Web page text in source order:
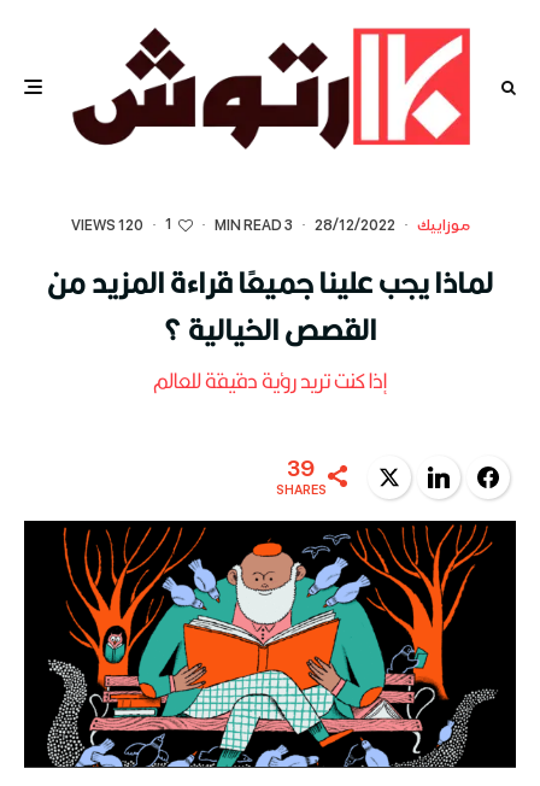
موزاييك ·
28/12/2022
·
3 MIN READ
·
1
·
120 VIEWS
لماذا يجب علينا جميعًا قراءة المزيد من
القصص الخيالية ؟
إذا كنت تريد رؤية دقيقة للعالم
Facebook
LinkedIn
Twitter
39
SHARES